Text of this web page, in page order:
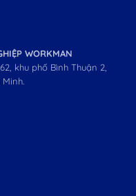
WORKMAN
khu phố Bình Thuận 2,